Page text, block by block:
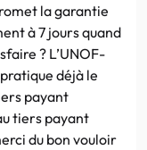
la garantie
à 7 jours quand
? L’UNOF-
déjà le
payant
tiers payant
du bon vouloir